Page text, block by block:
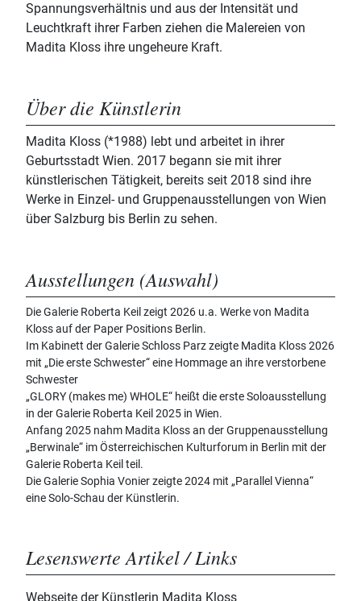
Spannungsverhältnis und aus der Intensität und
Leuchtkraft ihrer Farben ziehen die Malereien von
Madita Kloss ihre ungeheure Kraft.
Über die Künstlerin
Madita Kloss (*1988) lebt und arbeitet in ihrer
Geburtsstadt Wien. 2017 begann sie mit ihrer
künstlerischen Tätigkeit, bereits seit 2018 sind ihre
Werke in Einzel- und Gruppenausstellungen von Wien
über Salzburg bis Berlin zu sehen.
Ausstellungen (Auswahl)
Die Galerie Roberta Keil zeigt 2026 u.a. Werke von Madita
Kloss auf der Paper Positions Berlin.
Im Kabinett der Galerie Schloss Parz zeigte Madita Kloss 2026
mit „Die erste Schwester“ eine Hommage an ihre verstorbene
Schwester
„GLORY (makes me) WHOLE“ heißt die erste Soloausstellung
in der Galerie Roberta Keil 2025 in Wien.
Anfang 2025 nahm Madita Kloss an der Gruppenausstellung
„Berwinale“ im Österreichischen Kulturforum in Berlin mit der
Galerie Roberta Keil teil.
Die Galerie Sophia Vonier zeigte 2024 mit „Parallel Vienna“
eine Solo-Schau der Künstlerin.
Lesenswerte Artikel / Links
Webseite der Künstlerin Madita Kloss